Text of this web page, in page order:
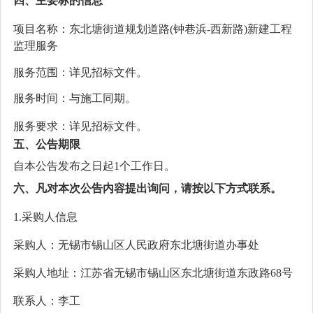
项目名称： 东北塘街道规划道路(钟巷浜-西新路)新建工程
监理服务
服务范围：详见招标文件。
服务时间： 与施工同期。
服务要求：详见招标文件。
五、公告期限
自本公告发布之日起1个工作日。
六、凡对本次公告内容提出询问，请按以下方式联系。
1.采购人信息
采购人：无锡市锡山区人民政府东北塘街道办事处
采购人地址：江苏省无锡市锡山区东北塘街道东政路68号
联系人： 李工